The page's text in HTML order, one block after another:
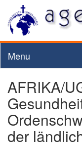
Menu
AFRIKA/
der